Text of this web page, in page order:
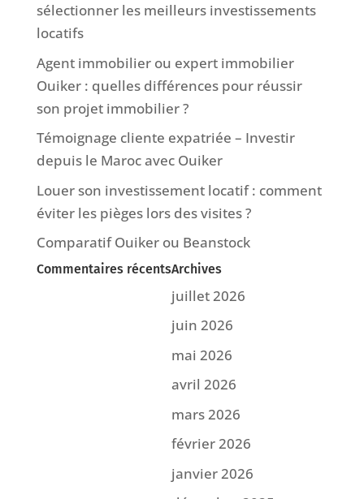
sélectionner les meilleurs investissements
locatifs
Agent immobilier ou expert immobilier
Ouiker : quelles différences pour réussir
son projet immobilier ?
Témoignage cliente expatriée – Investir
depuis le Maroc avec Ouiker
Louer son investissement locatif : comment
éviter les pièges lors des visites ?
Comparatif Ouiker ou Beanstock
Commentaires récentsArchives
juillet 2026
juin 2026
mai 2026
avril 2026
mars 2026
février 2026
janvier 2026